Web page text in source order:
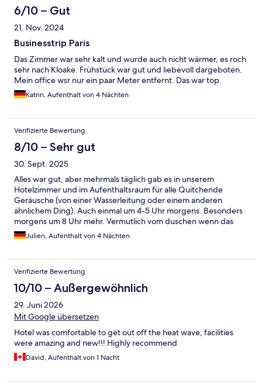
6/10 – Gut
21. Nov. 2024
Businesstrip Paris
Das Zimmer war sehr kalt und wurde auch nicht wärmer, es roch
sehr nach Kloake. Frühstück war gut und liebevoll dargeboten.
Mein office wsr nur ein paar Meter entfernt. Das war top.
Katrin, Aufenthalt von 4 Nächten
Verifizierte Bewertung
8/10 – Sehr gut
30. Sept. 2025
Alles war gut, aber mehrmals täglich gab es in unserem
Hotelzimmer und im Aufenthaltsraum für alle Quitchende
Geräusche (von einer Wasserleitung oder einem anderen
ähnlichem Ding). Auch einmal um 4-5 Uhr morgens. Besonders
morgens um 8 Uhr mehr. Vermutlich vom duschen wenn das
Wasser mit Druck durch die Leitungen kommt. Schwer
lokalisieren, aber nervig. Sonst war alles gut, Service (zum
Chlorgeschnack, was in Frankreich üblich ist). Gibt bis 18 Uhr
auch Snacks gratis zum Beispiel Wasser, Joghurt, Kuchen,
Apfel… 7-10 Minuten zur Bahn und dann ab ins Stadtzentrum.
Ins Stadtzentrum laufen unmöglich (zu weit).
Julien, Aufenthalt von 4 Nächten
Verifizierte Bewertung
10/10 – Außergewöhnlich
29. Juni 2026
Mit Google übersetzen
Hotel was comfortable to get out off the heat wave, facilities
were amazing and new!!! Highly recommend
David, Aufenthalt von 1 Nacht